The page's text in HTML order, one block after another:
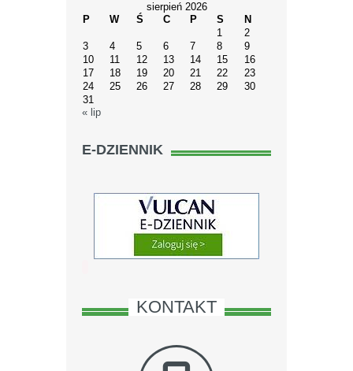
sierpień 2026
P
W Ś C P S
N
1
2
3
4 5 6 7 8
9
10
11 12 13 14 15
16
17
18 19 20 21 22
23
24
25 26 27 28 29
30
31
« lip
E-DZIENNIK
KONTAKT